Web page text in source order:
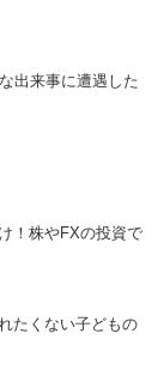
出来事に遭遇した
！株やFXの投資で
たくない子どもの